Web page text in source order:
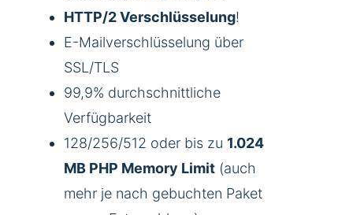
HTTP/2 Verschlüsselung!
E-Mailverschlüsselung über
SSL/TLS
99,9% durchschnittliche
Verfügbarkeit
128/256/512 oder bis zu 1.024
MB PHP Memory Limit (auch
mehr je nach gebuchten Paket